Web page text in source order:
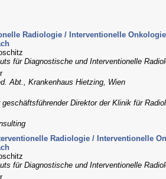
Radiologie / Interventionelle
für Diagnostische und Interventionelle
Abt., Krankenhaus Hietzing, Wien
geschäftsführender Direktor der Klinik für
Radiologie / Interventionelle
für Diagnostische und Interventionelle